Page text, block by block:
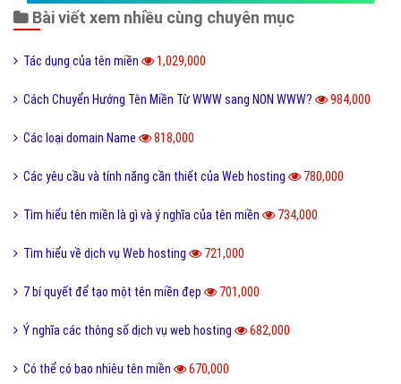
Bài viết xem nhiều cùng chuyên mục
Tác dụng của tên miền 1,029,000
Cách Chuyển Hướng Tên Miền Từ WWW sang NON WWW? 984,000
Các loại domain Name 818,000
Các yêu cầu và tính năng cần thiết của Web hosting 780,000
Tìm hiểu tên miền là gì và ý nghĩa của tên miền 734,000
Tìm hiểu về dịch vụ Web hosting 721,000
7 bí quyết để tạo một tên miền đẹp 701,000
Ý nghĩa các thông số dịch vụ web hosting 682,000
Có thể có bao nhiêu tên miền 670,000